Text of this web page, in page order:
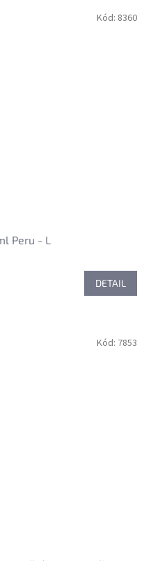
Peru - L
DETAIL
Kód: 8360
Kód: 7853